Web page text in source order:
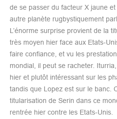
de se passer du facteur X jaune
autre planète rugbystiquement
L’énorme surprise provient de la
très moyen hier face aux Etats-
faire confiance, et vu les
mondial, il peut se racheter.
hier et plutôt intéressant sur les
tandis que Lopez est sur le banc.
titularisation de Serin dans ce
rentrée hier contre les Etats-Unis.